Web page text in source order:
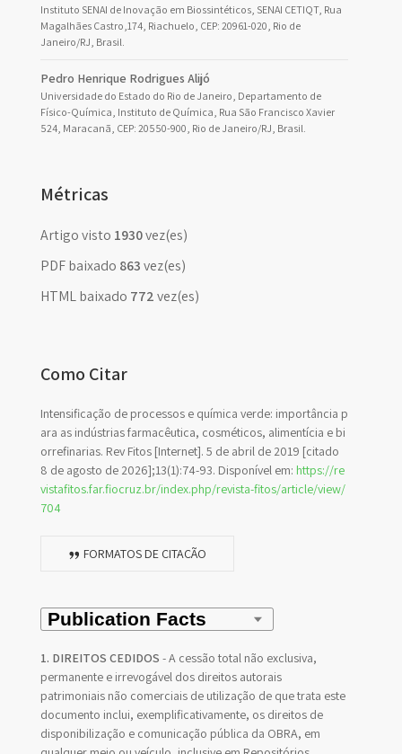
Instituto SENAI de Inovação em Biossintéticos, SENAI CETIQT, Rua
Magalhães Castro,174, Riachuelo, CEP: 20961-020, Rio de
Janeiro/RJ, Brasil.
Pedro Henrique Rodrigues Alijó
Universidade do Estado do Rio de Janeiro, Departamento de
Físico-Química, Instituto de Química, Rua São Francisco Xavier
524, Maracanã, CEP: 20550-900, Rio de Janeiro/RJ, Brasil.
Métricas
Artigo visto 1930vez(es)
PDF baixado 863vez(es)
HTML baixado 772vez(es)
Como Citar
Intensificação de processos e química verde: importância p
ara as indústrias farmacêutica, cosméticos, alimentícia e bi
orrefinarias. Rev Fitos [Internet]. 5 de abril de 2019 [citado
8 de agosto de 2026];13(1):74-93. Disponível em: https://re
vistafitos.far.fiocruz.br/index.php/revista-fitos/article/view/
704
FORMATOS DE CITAÇÃO
1. DIREITOS CEDIDOS - A cessão total não exclusiva,
permanente e irrevogável dos direitos autorais
patrimoniais não comerciais de utilização de que trata este
documento inclui, exemplificativamente, os direitos de
disponibilização e comunicação pública da OBRA, em